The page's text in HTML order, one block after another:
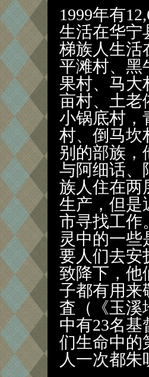
1999年有
生活在华宁
梯族人生活
平滩村、黑
果村、马大
亩村、土老
小锅底村，
村、倒马坎
别的部族，
与阿细话、
族人住在两
生产，但是
市寻找工作
灵中的一
要人们去安
致降下，他
子都有用来
査（《玉溪
中有23名
们生命中的
人一次都